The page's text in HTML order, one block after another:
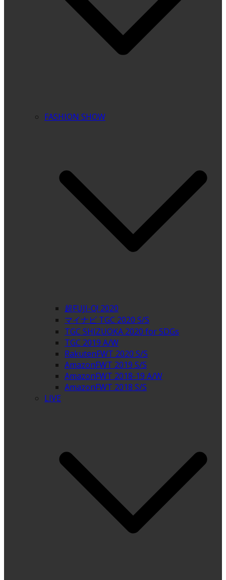
FASHION SHOW
超FUJI-Q! 2020
マイナビ TGC 2020 S/S
TGC SHIZUOKA 2020 for SDGs
TGC 2019 A/W
RakutenFWT 2020 S/S
AmazonFWT 2019 S/S
AmazonFWT 2018-19 A/W
AmazonFWT 2018 S/S
LIVE